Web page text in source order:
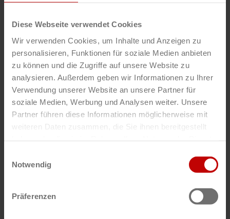
Diese Webseite verwendet Cookies
Wir verwenden Cookies, um Inhalte und Anzeigen zu
personalisieren, Funktionen für soziale Medien anbieten
zu können und die Zugriffe auf unsere Website zu
analysieren. Außerdem geben wir Informationen zu Ihrer
Verwendung unserer Website an unsere Partner für
soziale Medien, Werbung und Analysen weiter. Unsere
Partner führen diese Informationen möglicherweise mit
weiteren Daten zusammen, die Sie ihnen bereitgestellt
Notwendig
Präferenzen
Unser Angebot:
Fachrichtung: Montagetechnik